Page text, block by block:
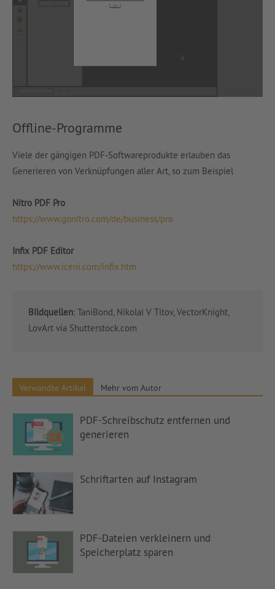
Offline-Programme
Viele der gängigen PDF-Softwareprodukte erlauben das
Generieren von Verknüpfungen aller Art, so zum Beispiel
Nitro PDF Pro
https://www.gonitro.com/de/business/pro
Infix PDF Editor
https://www.iceni.com/infix.htm
Bildquellen: TaniBond, Nikolai V Titov, VectorKnight,
LovArt via Shutterstock.com
Verwandte Artikel Mehr vom Autor
PDF-Schreibschutz entfernen und
generieren
Schriftarten auf Instagram
PDF-Dateien verkleinern und
Speicherplatz sparen